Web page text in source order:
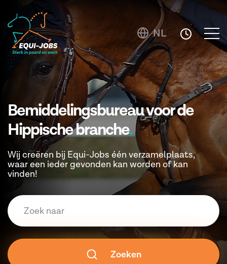
NL
Bemiddelingsbureau voor de
Hippische branche
Wij creëren bij Equi-Jobs één verzamelplaats,
waar een ieder gevonden kan worden of kan
vinden!
Zoeken